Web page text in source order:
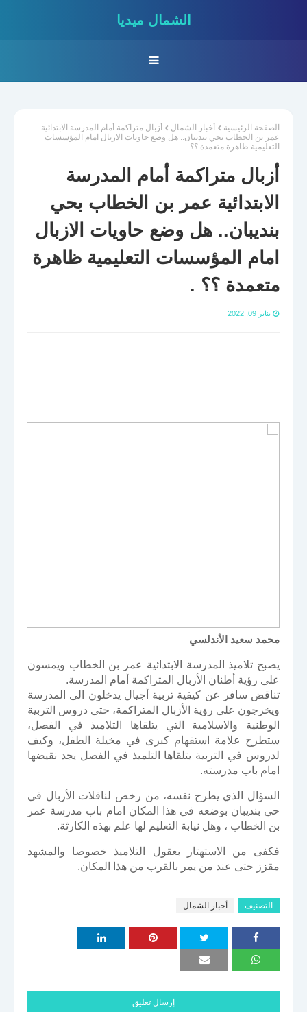
الشمال ميديا
الصفحة الرئيسية أخبار الشمال
أزبال متراكمة أمام المدرسة الابتدائية
عمر بن الخطاب بحي بنديبان.. هل وضع حاويات الازبال امام المؤسسات
التعليمية ظاهرة متعمدة ؟؟ .
أزبال متراكمة أمام المدرسة
الابتدائية عمر بن الخطاب بحي
بنديبان.. هل وضع حاويات الازبال
امام المؤسسات التعليمية ظاهرة
متعمدة ؟؟ .
يناير 09, 2022
محمد سعيد الأندلسي
يصبح تلاميذ المدرسة الابتدائية عمر بن الخطاب ويمسون
على رؤية أطنان الأزبال المتراكمة أمام المدرسة.
تناقض سافر عن كيفية تربية أجيال يدخلون الى المدرسة
ويخرجون على رؤية الأزبال المتراكمة، حتى دروس التربية
الوطنية والاسلامية التي يتلقاها التلاميذ في الفصل،
ستطرح علامة استفهام كبرى في مخيلة الطفل، وكيف
لدروس في التربية يتلقاها التلميذ في الفصل يجد نقيضها
امام باب مدرسته.
السؤال الذي يطرح نفسه، من رخص لناقلات الأزبال في
حي بنديبان بوضعه في هذا المكان امام باب مدرسة عمر
بن الخطاب ، وهل نيابة التعليم لها علم بهذه الكارثة.
فكفى من الاستهتار بعقول التلاميذ خصوصا والمشهد
مقزز حتى عند من يمر بالقرب من هذا المكان.
التصنيف أخبار الشمال
إرسال تعليق